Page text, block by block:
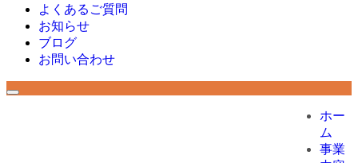
よくあるご質問
お知らせ
ブログ
お問い合わせ
ホー
ム
事業